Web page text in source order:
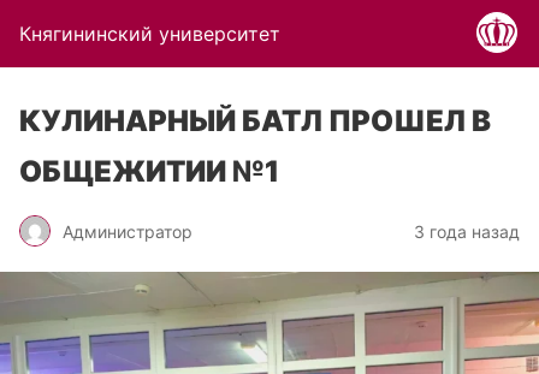
Княгининский университет
КУЛИНАРНЫЙ БАТЛ ПРОШЕЛ В
ОБЩЕЖИТИИ №1
Администратор 3 года назад